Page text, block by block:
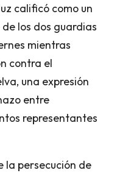
calificó como un
los dos guardias
mientras
contra el
una expresión
entre
representantes
la persecución de